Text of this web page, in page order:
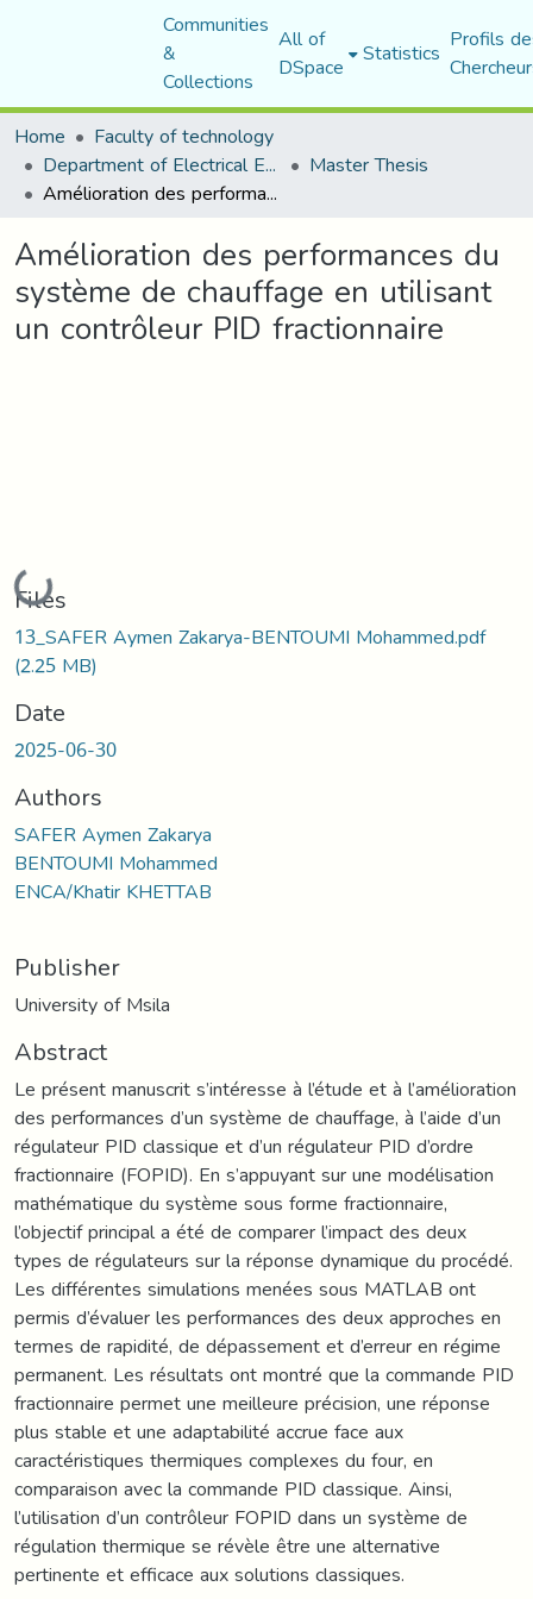
Communities
&
Collections
All of
DSpace Statistics Profils
Home
Faculty of technology
Department of Electrical Engineering Master Thesis
Amélioration des performances du système de chauffage en utilisant un contrôleur PID fractionnaire
Amélioration des performances du
système de chauffage en utilisant
un contrôleur PID fractionnaire
Loading...
Files
13_SAFER Aymen Zakarya-BENTOUMI Mohammed.pdf
(2.25 MB)
Date
2025-06-30
Authors
SAFER Aymen Zakarya
BENTOUMI Mohammed
ENCA/Khatir KHETTAB
Publisher
University of Msila
Abstract
Le présent manuscrit s’intéresse à l’étude et à l’amélioration
des performances d’un système de chauffage, à l’aide d’un
régulateur PID classique et d’un régulateur PID d’ordre
fractionnaire (FOPID). En s’appuyant sur une modélisation
mathématique du système sous forme fractionnaire,
l’objectif principal a été de comparer l’impact des deux
types de régulateurs sur la réponse dynamique du procédé.
Les différentes simulations menées sous MATLAB ont
permis d’évaluer les performances des deux approches en
termes de rapidité, de dépassement et d’erreur en régime
permanent. Les résultats ont montré que la commande PID
fractionnaire permet une meilleure précision, une réponse
plus stable et une adaptabilité accrue face aux
caractéristiques thermiques complexes du four, en
comparaison avec la commande PID classique. Ainsi,
l’utilisation d’un contrôleur FOPID dans un système de
régulation thermique se révèle être une alternative
pertinente et efficace aux solutions classiques.